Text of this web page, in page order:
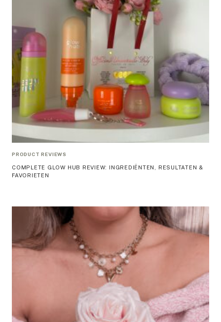
PRODUCT REVIEWS
COMPLETE GLOW HUB REVIEW: INGREDIËNTEN, RESULTATEN &
FAVORIETEN